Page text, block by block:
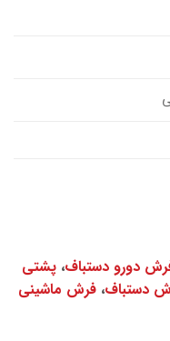
دورو دستباف، پشتی
دستباف، فرش ماشینی